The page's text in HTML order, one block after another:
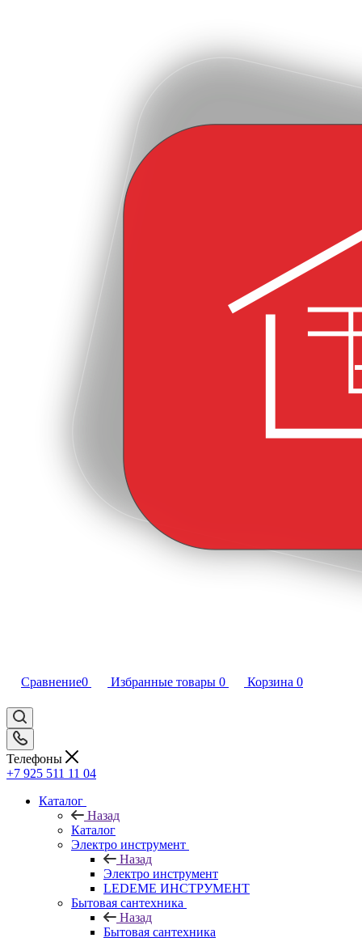
Сравнение0 Избранные товары 0 Корзина 0
Телефоны
+7 925 511 11 04
Каталог
Назад
Каталог
Электро инструмент
Назад
Электро инструмент
LEDEME ИНСТРУМЕНТ
Бытовая сантехника
Назад
Бытовая сантехника